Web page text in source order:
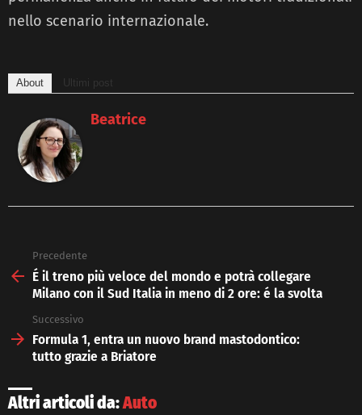
nello scenario internazionale.
About Ultimi post
Beatrice
more
Precedente
É il treno più veloce del mondo e potrà collegare
Milano con il Sud Italia in meno di 2 ore: é la svolta
Successivo
Formula 1, entra un nuovo brand mastodontico:
tutto grazie a Briatore
Altri articoli da:Auto